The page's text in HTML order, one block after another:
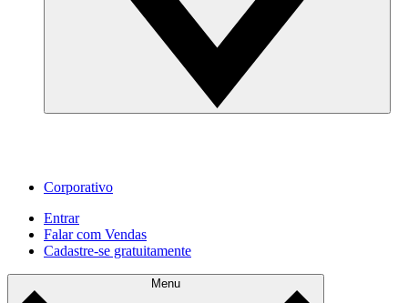
Corporativo
Entrar
Falar com Vendas
Cadastre‐se gratuitamente
Menu